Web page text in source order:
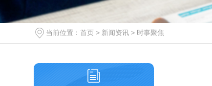
当前位置： 首页 > 新闻资讯 > 时事聚焦